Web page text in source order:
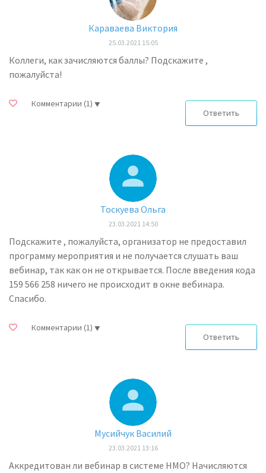
Караваева Виктория
25.03.2021 15:05
Коллеги, как зачисляются баллы? Подскажите ,
пожалуйста!
Комментарии (1)
Ответить
Тоскуева Ольга
23.03.2021 14:50
Подскажите , пожалуйста, организатор не предоставил
программу мероприятия и не получается слушать ваш
вебинар, так как он не открывается. После введения кода
159 566 258 ничего не происходит в окне вебинара.
Спасибо.
Комментарии (1)
Ответить
Мусийчук Василий
23.03.2021 13:16
Аккредитован ли вебинар в системе НМО? Начисляются